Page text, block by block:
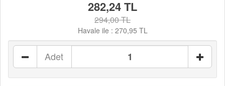
282,24 TL
294,00 TL
Havale ile : 270,95 TL
Adet